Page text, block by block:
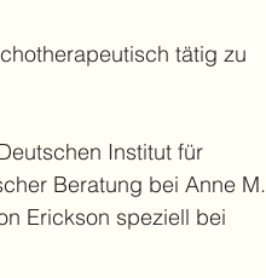
tätig zu
Institut für
Beratung bei Anne M.
Erickson speziell bei